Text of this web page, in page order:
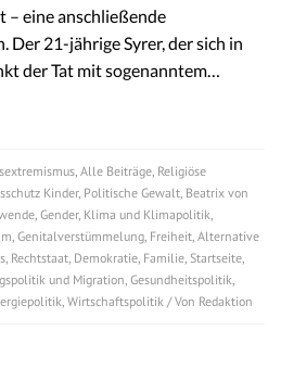
– eine anschließende
Der 21-jährige Syrer, der sich in
der Tat mit sogenanntem…
Alle Beiträge Religiöse
Kinder, Politische Gewalt Beatrix von
Gender, Klima und Klimapolitik
Genitalverstümmelung Freiheit Alternative
Rechtstaat Demokratie Familie Startseite
und Migration Gesundheitspolitik
Wirtschaftspolitik / Von Redaktion